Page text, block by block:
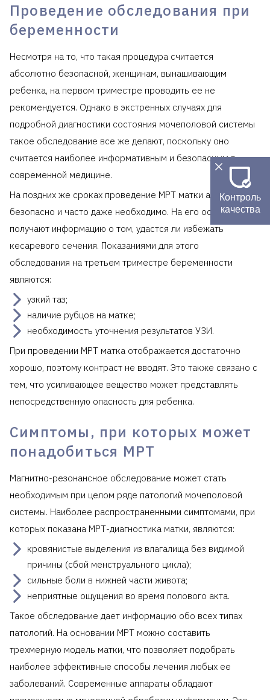
Проведение обследования при
беременности
Несмотря на то, что такая процедура считается
абсолютно безопасной, женщинам, вынашивающим
ребенка, на первом триместре проводить ее не
рекомендуется. Однако в экстренных случаях для
подробной диагностики состояния мочеполовой системы
такое обследование все же делают, поскольку оно
считается наиболее информативным и безопасным в
современной медицине.
На поздних же сроках проведение МРТ матки абсолютно
безопасно и часто даже необходимо. На его основании
получают информацию о том, удастся ли избежать
кесаревого сечения. Показаниями для этого
обследования на третьем триместре беременности
являются:
узкий таз;
наличие рубцов на матке;
необходимость уточнения результатов УЗИ.
При проведении МРТ матка отображается достаточно
хорошо, поэтому контраст не вводят. Это также связано с
тем, что усиливающее вещество может представлять
непосредственную опасность для ребенка.
Симптомы, при которых может
понадобиться МРТ
Магнитно-резонансное обследование может стать
необходимым при целом ряде патологий мочеполовой
системы. Наиболее распространенными симптомами, при
которых показана МРТ-диагностика матки, являются:
кровянистые выделения из влагалища без видимой
причины (сбой менструального цикла);
сильные боли в нижней части живота;
неприятные ощущения во время полового акта.
Такое обследование дает информацию обо всех типах
патологий. На основании МРТ можно составить
трехмерную модель матки, что позволяет подобрать
наиболее эффективные способы лечения любых ее
заболеваний. Современные аппараты обладают
Контроль
качества